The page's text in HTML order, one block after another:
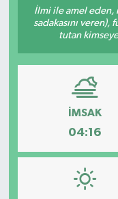
İlmi ile amel eden,
sadakasını
tutan
İMSAK
04:16
Resmi İlanlar